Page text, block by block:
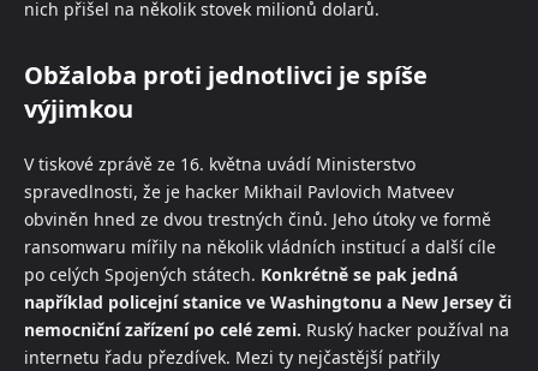
nich přišel na několik stovek milionů dolarů.
Obžaloba proti jednotlivci je spíše
výjimkou
V tiskové zprávě ze 16. května uvádí Ministerstvo
spravedlnosti, že je hacker Mikhail Pavlovich Matveev
obviněn hned ze dvou trestných činů. Jeho útoky ve formě
ransomwaru mířily na několik vládních institucí a další cíle
po celých Spojených státech. Konkrétně se pak jedná
například policejní stanice ve Washingtonu a New Jersey či
nemocniční zařízení po celé zemi. Ruský hacker používal na
internetu řadu přezdívek. Mezi ty nejčastější patřily